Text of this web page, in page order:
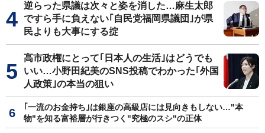
逆らった県議は次々と姿を消した…麻生太郎
ですら手に負えない｢自民党福岡県議団｣が県
民よりも大事にする掟
高市政権にとって｢日本人の生活｣はどうでも
いい…小野田紀美のSNS投稿でわかった｢外国
人政策｣の本当の狙い
｢一流のお金持ち｣は銀座の高級店には見向きもしない…"本
物"を知る富裕層が行きつく"究極のスシ"の正体